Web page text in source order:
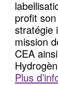
profit
stratégie
mission
CEA
Plus